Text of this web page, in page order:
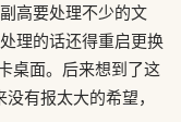
高要处理不少的文
理的话还得重启更换
桌面。后来想到了这
有报太大的希望，